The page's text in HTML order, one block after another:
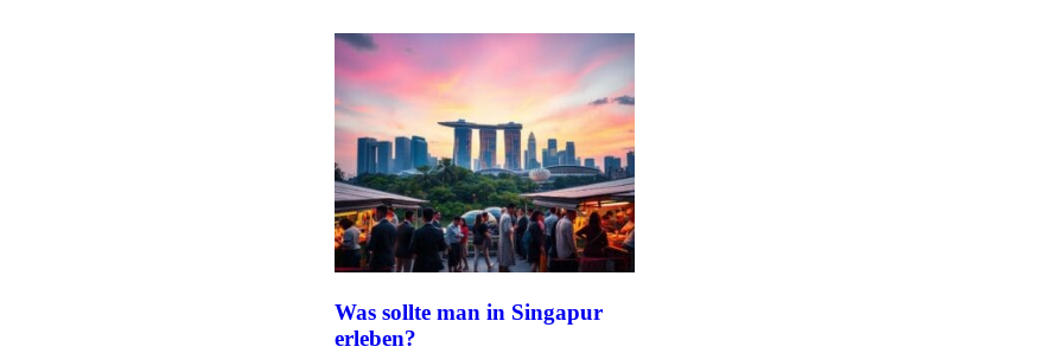
Was sollte man in Singapur
erleben?